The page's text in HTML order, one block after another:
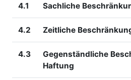
4.1 Sachliche
4.2 Zeitliche
4.3
Gegenständliche
Haftung